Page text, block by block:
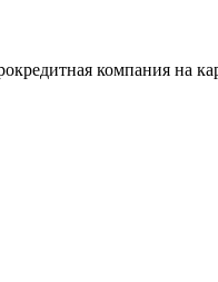
компания на